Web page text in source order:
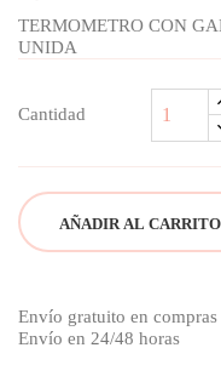
TERMOMETRO CON
UNIDA
Cantidad
AÑADIR AL CARRITO
Envío gratuito en
Envío en 24/48 horas